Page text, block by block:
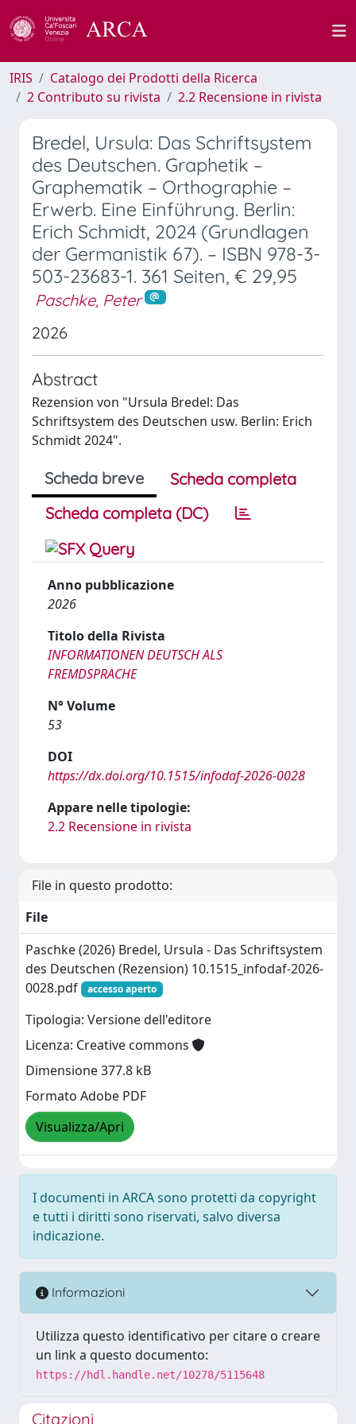
IRIS
Catalogo dei Prodotti della Ricerca
2 Contributo su rivista
2.2 Recensione in rivista
Bredel, Ursula: Das Schriftsystem
des Deutschen. Graphetik –
Graphematik – Orthographie –
Erwerb. Eine Einführung. Berlin:
Erich Schmidt, 2024 (Grundlagen
der Germanistik 67). – ISBN 978-3-
503-23683-1. 361 Seiten, € 29,95
Paschke, Peter
2026
Abstract
Rezension von "Ursula Bredel: Das
Schriftsystem des Deutschen usw. Berlin: Erich
Schmidt 2024".
Scheda breve
Scheda completa
Scheda completa (DC)
Anno pubblicazione
2026
Titolo della Rivista
INFORMATIONEN DEUTSCH ALS
FREMDSPRACHE
N° Volume
53
DOI
https://dx.doi.org/10.1515/infodaf-2026-0028
Appare nelle tipologie:
2.2 Recensione in rivista
File in questo prodotto:
File
Paschke (2026) Bredel, Ursula - Das Schriftsystem
des Deutschen (Rezension) 10.1515_infodaf-2026-
0028.pdf
accesso aperto
Tipologia: Versione dell'editore
Licenza: Creative commons
Dimensione 377.8 kB
Formato Adobe PDF
Visualizza/Apri
I documenti in ARCA sono protetti da copyright
e tutti i diritti sono riservati, salvo diversa
indicazione.
Informazioni
Utilizza questo identificativo per citare o creare
un link a questo documento:
https://hdl.handle.net/10278/5115648
Citazioni